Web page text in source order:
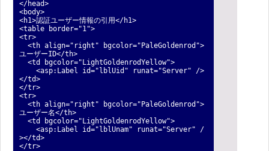
</head>
<body>
<h1>認証ユーザー情報の引用</h1>
<table border="1">
<tr>
<th align="right" bgcolor="PaleGoldenrod">
ユーザーID</th>
<td bgcolor="LightGoldenrodYellow">
<asp:Label id="lblUid" runat="Server" />
</td>
</tr>
<tr>
<th align="right" bgcolor="PaleGoldenrod">
ユーザー名</th>
<td bgcolor="LightGoldenrodYellow">
<asp:Label id="lblUnam" runat="Server" /
></td>
</tr>